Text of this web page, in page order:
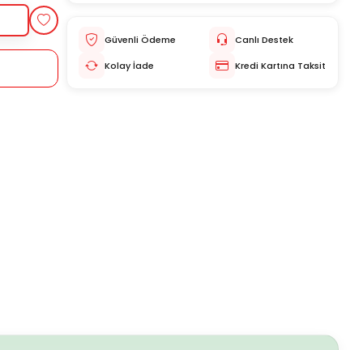
Güvenli Ödeme
Canlı Destek
Kolay İade
Kredi Kartına Taksit